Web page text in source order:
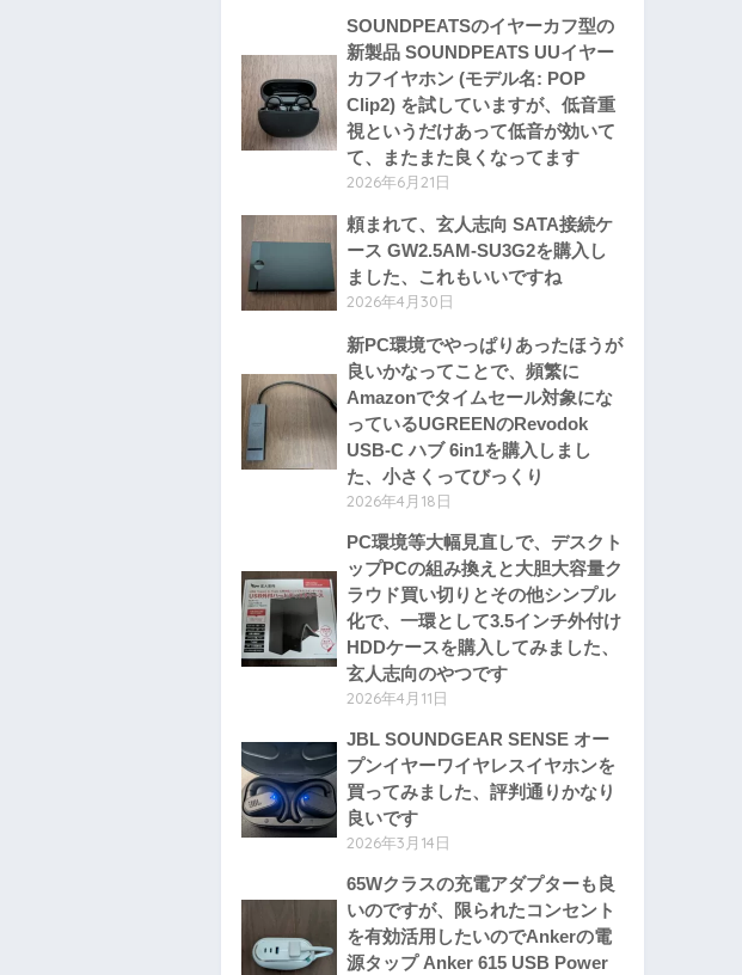
SOUNDPEATSのイヤーカフ型の
新製品 SOUNDPEATS UUイヤー
カフイヤホン (モデル名: POP
Clip2) を試していますが、低音重
視というだけあって低音が効いて
て、またまた良くなってます
2026年6月21日
頼まれて、玄人志向 SATA接続ケ
ース GW2.5AM-SU3G2を購入し
ました、これもいいですね
2026年4月30日
新PC環境でやっぱりあったほうが
良いかなってことで、頻繁に
Amazonでタイムセール対象にな
っているUGREENのRevodok
USB-C ハブ 6in1を購入しまし
た、小さくってびっくり
2026年4月18日
PC環境等大幅見直しで、デスクト
ップPCの組み換えと大胆大容量ク
ラウド買い切りとその他シンプル
化で、一環として3.5インチ外付け
HDDケースを購入してみました、
玄人志向のやつです
2026年4月11日
JBL SOUNDGEAR SENSE オー
プンイヤーワイヤレスイヤホンを
買ってみました、評判通りかなり
良いです
2026年3月14日
65Wクラスの充電アダプターも良
いのですが、限られたコンセント
を有効活用したいのでAnkerの電
源タップ Anker 615 USB Power